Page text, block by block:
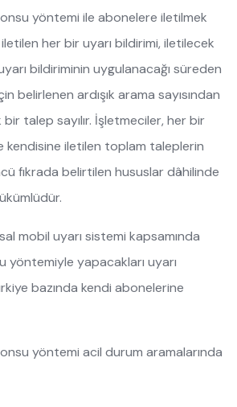
yöntemi ile abonelere iletilmek
her bir uyarı bildirimi, iletilecek
bildiriminin uygulanacağı süreden
belirlenen ardışık arama sayısından
bir talep sayılır. İşletmeciler, her bir
kendisine iletilen toplam taleplerin
fıkrada belirtilen hususlar dâhilinde
mobil uyarı sistemi kapsamında
yöntemiyle yapacakları uyarı
bazında kendi abonelerine
yöntemi acil durum aramalarında